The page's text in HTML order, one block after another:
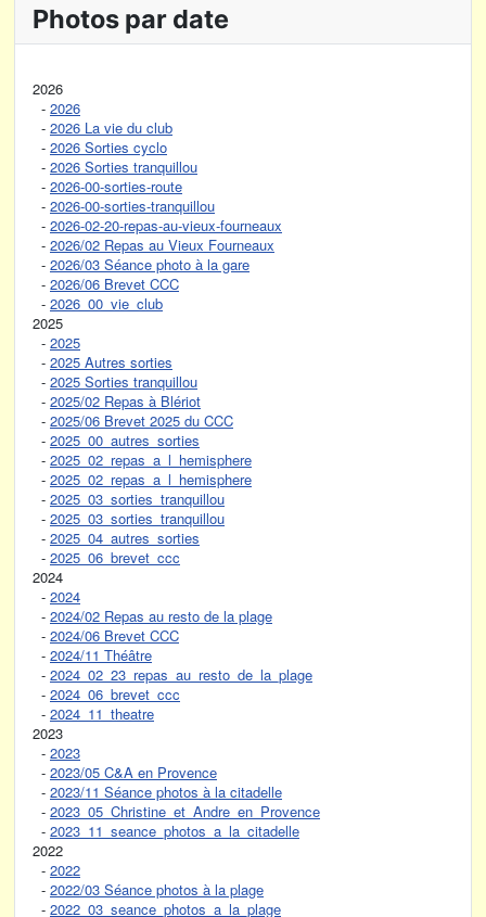
Photos par date
2026
- 2026
- 2026 La vie du club
- 2026 Sorties cyclo
- 2026 Sorties tranquillou
- 2026-00-sorties-route
- 2026-00-sorties-tranquillou
- 2026-02-20-repas-au-vieux-fourneaux
- 2026/02 Repas au Vieux Fourneaux
- 2026/03 Séance photo à la gare
- 2026/06 Brevet CCC
- 2026_00_vie_club
2025
- 2025
- 2025 Autres sorties
- 2025 Sorties tranquillou
- 2025/02 Repas à Blériot
- 2025/06 Brevet 2025 du CCC
- 2025_00_autres_sorties
- 2025_02_repas_a_l_hemisphere
- 2025_02_repas_a_l_hemisphere
- 2025_03_sorties_tranquillou
- 2025_03_sorties_tranquillou
- 2025_04_autres_sorties
- 2025_06_brevet_ccc
2024
- 2024
- 2024/02 Repas au resto de la plage
- 2024/06 Brevet CCC
- 2024/11 Théâtre
- 2024_02_23_repas_au_resto_de_la_plage
- 2024_06_brevet_ccc
- 2024_11_theatre
2023
- 2023
- 2023/05 C&A en Provence
- 2023/11 Séance photos à la citadelle
- 2023_05_Christine_et_Andre_en_Provence
- 2023_11_seance_photos_a_la_citadelle
2022
- 2022
- 2022/03 Séance photos à la plage
- 2022_03_seance_photos_a_la_plage